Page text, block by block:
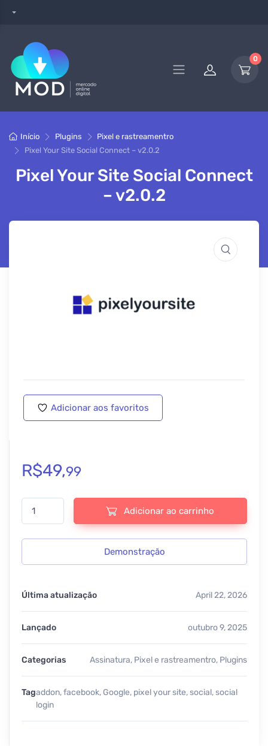
0
Início Plugins
Pixel e rastreamentro
Pixel Your Site Social Connect – v2.0.2
Pixel Your Site Social Connect
– v2.0.2
Adicionar aos favoritos
R$49,99
Pixel Your Site Social Connect - v2.0.2 quantidade
Adicionar ao carrinho
Demonstração
Última atualização April 22, 2026
Lançado outubro 9, 2025
Categorias Assinatura, Pixel e rastreamentro, Plugins
Tagaddon,facebook, Google, pixel your site,social,social
login